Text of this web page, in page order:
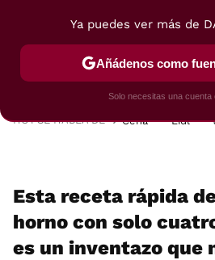
POSTRES VIAJES
HOY SE HABLA DE Cena Lidl
Esta receta rápida
horno con solo
es un inventazo que
Ya puedes ver más de
Añádenos como
Solo necesitas una cuenta